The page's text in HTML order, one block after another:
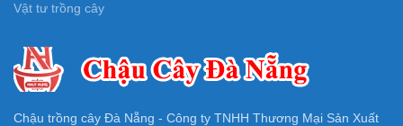
Vật tư trồng cây
Chậu trồng cây Đà Nẵng - Công ty TNHH Thương Mại Sản Xuất